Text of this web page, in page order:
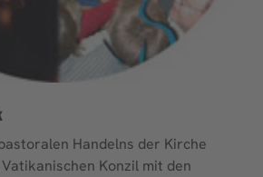
Handelns der Kirche
Konzil mit den